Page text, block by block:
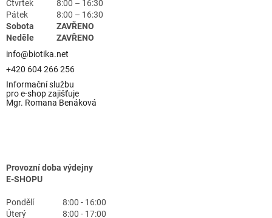
Čtvrtek
8:00 – 16:30
Pátek
8:00 – 16:30
Sobota
ZAVŘENO
Neděle
ZAVŘENO
info@biotika.net
+420 604 266 256
Informační službu
pro e-shop zajišťuje
Mgr. Romana Benáková
Provozní doba výdejny
E-SHOPU
Pondělí
8:00 - 16:00
Úterý
8:00 - 17:00